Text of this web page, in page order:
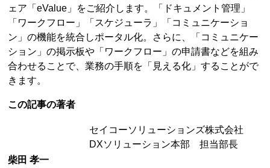
ェア「eValue」をご紹介します。「ドキュメント管理」
「ワークフロー」「スケジューラ」「コミュニケーショ
ン」の機能を統合しポータル化。さらに、「コミュニケー
ション」の掲示板や「ワークフロー」の申請書などを組み
合わせることで、業務の手順を「見える化」することがで
きます。
この記事の著者
セイコーソリューションズ株式会社
DXソリューション本部 担当部長
柴田 孝一